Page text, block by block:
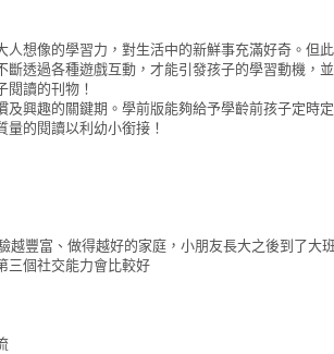
想像的學習力，對生活中的新鮮事充滿好奇。但
透過各種遊戲互動，才能引發孩子的學習動機，
閱讀的刊物！
興趣的關鍵期。學前版能夠給予學齡前孩子定時
的閱讀以利幼小銜接！
越豐富、做得越好的家庭，小朋友長大之後到了大
三個社交能力會比較好